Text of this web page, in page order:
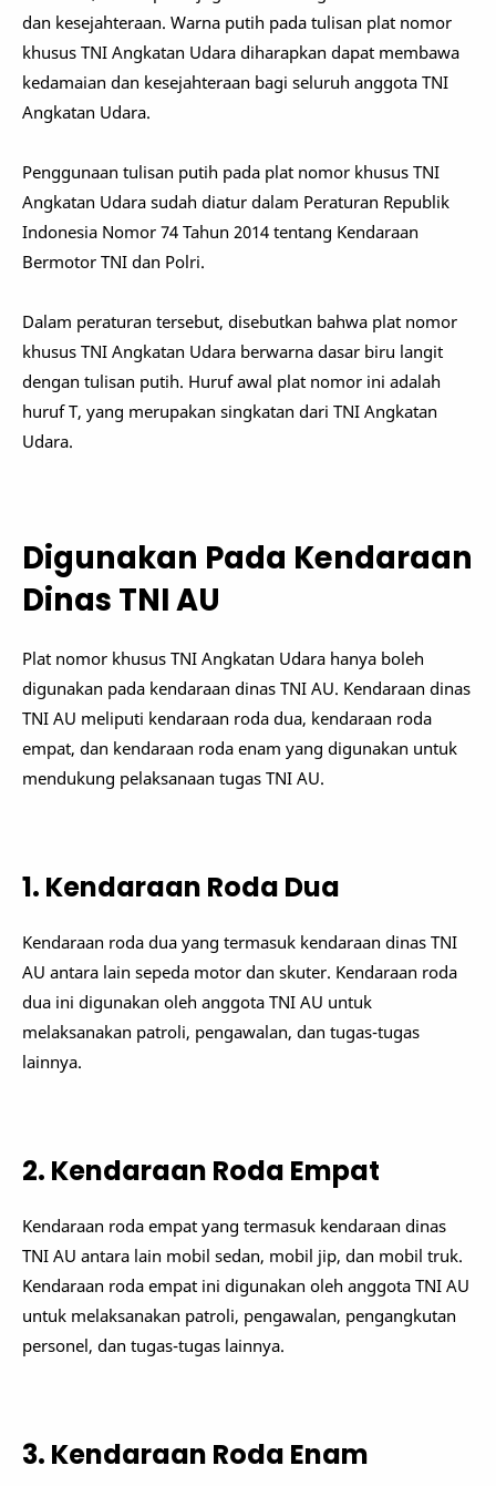
dan kesejahteraan. Warna putih pada tulisan plat nomor
khusus TNI Angkatan Udara diharapkan dapat membawa
kedamaian dan kesejahteraan bagi seluruh anggota TNI
Angkatan Udara.
Penggunaan tulisan putih pada plat nomor khusus TNI
Angkatan Udara sudah diatur dalam Peraturan Republik
Indonesia Nomor 74 Tahun 2014 tentang Kendaraan
Bermotor TNI dan Polri.
Dalam peraturan tersebut, disebutkan bahwa plat nomor
khusus TNI Angkatan Udara berwarna dasar biru langit
dengan tulisan putih. Huruf awal plat nomor ini adalah
huruf T, yang merupakan singkatan dari TNI Angkatan
Udara.
Digunakan Pada Kendaraan
Dinas TNI AU
Plat nomor khusus TNI Angkatan Udara hanya boleh
digunakan pada kendaraan dinas TNI AU. Kendaraan dinas
TNI AU meliputi kendaraan roda dua, kendaraan roda
empat, dan kendaraan roda enam yang digunakan untuk
mendukung pelaksanaan tugas TNI AU.
1. Kendaraan Roda Dua
Kendaraan roda dua yang termasuk kendaraan dinas TNI
AU antara lain sepeda motor dan skuter. Kendaraan roda
dua ini digunakan oleh anggota TNI AU untuk
melaksanakan patroli, pengawalan, dan tugas-tugas
lainnya.
2. Kendaraan Roda Empat
Kendaraan roda empat yang termasuk kendaraan dinas
TNI AU antara lain mobil sedan, mobil jip, dan mobil truk.
Kendaraan roda empat ini digunakan oleh anggota TNI AU
untuk melaksanakan patroli, pengawalan, pengangkutan
personel, dan tugas-tugas lainnya.
3. Kendaraan Roda Enam